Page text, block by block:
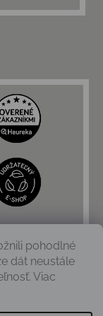
pohodlné
dát neustále
Viac